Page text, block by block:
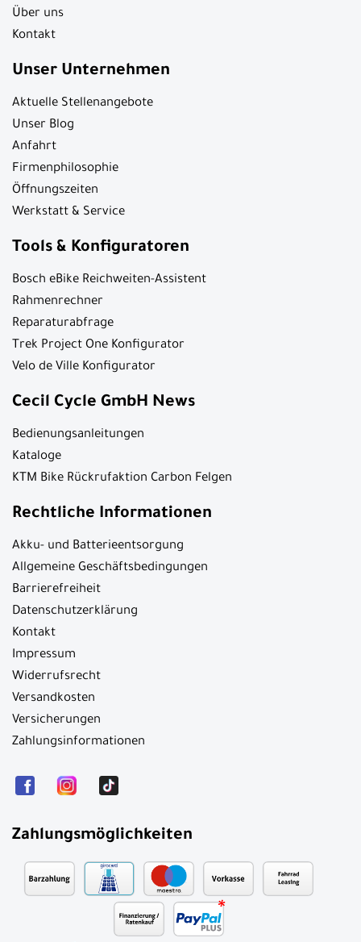
Über uns
Kontakt
Unser Unternehmen
Aktuelle Stellenangebote
Unser Blog
Anfahrt
Firmenphilosophie
Öffnungszeiten
Werkstatt & Service
Tools & Konfiguratoren
Bosch eBike Reichweiten-Assistent
Rahmenrechner
Reparaturabfrage
Trek Project One Konfigurator
Velo de Ville Konfigurator
Cecil Cycle GmbH News
Bedienungsanleitungen
Kataloge
KTM Bike Rückrufaktion Carbon Felgen
Rechtliche Informationen
Akku- und Batterieentsorgung
Allgemeine Geschäftsbedingungen
Barrierefreiheit
Datenschutzerklärung
Kontakt
Impressum
Widerrufsrecht
Versandkosten
Versicherungen
Zahlungsinformationen
Zahlungsmöglichkeiten